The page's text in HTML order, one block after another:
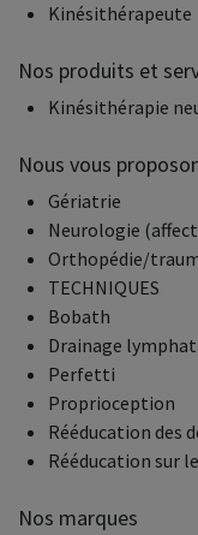
Kinésithérapeute
Nos produits et
Kinésithérapie
Nous vous
Gériatrie
Neurologie
Orthopédie/
TECHNIQUES
Bobath
Drainage
Perfetti
Proprioception
Rééducation des
Rééducation sur
Nos marques